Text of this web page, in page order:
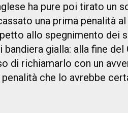
ha pure poi tirato un
una prima penalità
allo spegnimento dei
gialla: alla fine del
di richiamarlo con un
che lo avrebbe